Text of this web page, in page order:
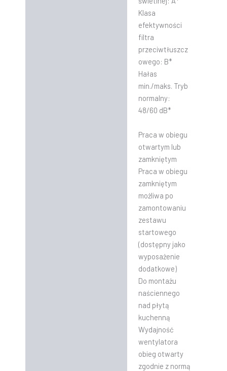
Klasa
efektywności
filtra
przeciwtłuszcz
owego: B*
Hałas
min./maks. Tryb
normalny:
48/60 dB*
Praca w obiegu
otwartym lub
zamkniętym
Praca w obiegu
zamkniętym
możliwa po
zamontowaniu
zestawu
startowego
(dostępny jako
wyposażenie
dodatkowe)
Do montażu
naściennego
nad płytą
kuchenną
Wydajność
wentylatora
obieg otwarty
zgodnie z normą